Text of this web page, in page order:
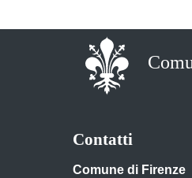
Contatti
Comune di Firenze